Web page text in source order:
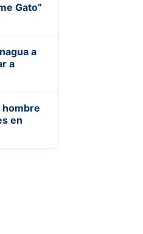
Gato”
a
a
hombre
en